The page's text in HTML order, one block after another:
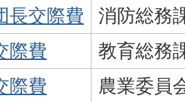
長交際費
消防総務
際費
教育総務
際費
農業委員